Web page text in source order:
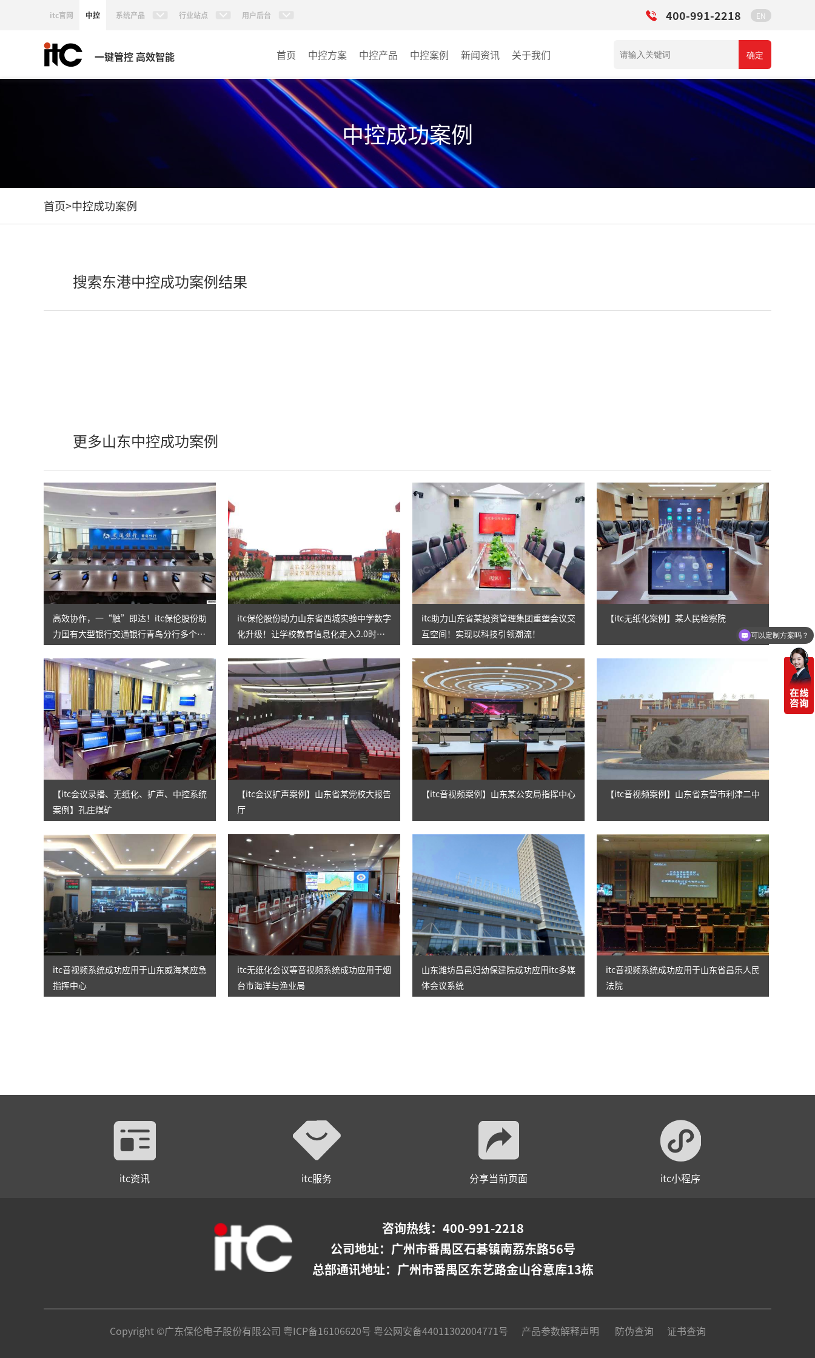
itc官网 中控 系统产品 行业站点 用户后台 400-991-2218 EN
一键管控 高效智能 首页 中控方案 中控产品
MINICC云会控
AI智慧物联中控系统
AI智慧云控教室系统
中控案例
云控教室
其它
新闻资讯 关于我们 确定
中控成功案例
首页>中控成功案例
搜索东港中控成功案例结果
更多山东中控成功案例
高效协作，一“触”即达！itc保伦股份助
力国有大型银行交通银行青岛分行多个集
itc保伦股份助力山东省西城实验中学数字
化升级！让学校教育信息化走入2.0时
itc助力山东省某投资管理集团重塑会议交
互空间！实现以科技引领潮流！
【itc无纸化案例】某人民检察院
【itc会议录播、无纸化、扩声、中控系统
案例】孔庄煤矿
【itc会议扩声案例】山东省某党校大报告
厅
【itc音视频案例】山东某公安局指挥中心 【itc音视频案例】山东省东营市利津二中
itc音视频系统成功应用于山东威海某应急
指挥中心
itc无纸化会议等音视频系统成功应用于烟
台市海洋与渔业局
山东潍坊昌邑妇幼保建院成功应用itc多媒
体会议系统
itc音视频系统成功应用于山东省昌乐人民
法院
itc资讯 itc服务 分享当前页面 itc小程序
咨询热线：400-991-2218
公司地址： 广州市番禺区石碁镇南荔东路56号
总部通讯地址：广州市番禺区东艺路金山谷意库13栋
Copyright ©广东保伦电子股份有限公司 粤ICP备16106620号 粤公网安备44011302004771号 产品参数解释声明 防伪查询 证书查询
可以定制方案吗？